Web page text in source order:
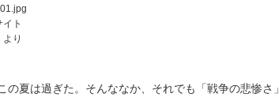
イト
より
夏は過ぎた。そんななか、それでも「戦争の悲惨さ